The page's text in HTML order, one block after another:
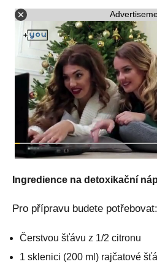
Ingredience na detoxikační
Pro přípravu budete potřebovat:
Čerstvou šťávu z 1/2 citronu
1 sklenici (200 ml) rajčatové